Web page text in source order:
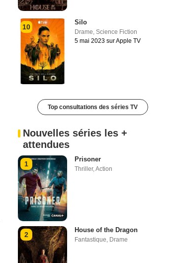
10
Silo
Drame, Science Fiction
5 mai 2023 sur Apple TV
Top consultations des séries TV
Nouvelles séries les +
attendues
1
Prisoner
Thriller,Action
2
House of the Dragon
Fantastique, Drame